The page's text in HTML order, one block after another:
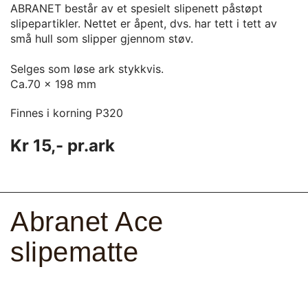
ABRANET består av et spesielt slipenett påstøpt
slipepartikler. Nettet er åpent, dvs. har tett i tett av
små hull som slipper gjennom støv.
Selges som løse ark stykkvis.
Ca.70 x 198 mm
Finnes i korning P320
Kr 15,- pr.ark
Abranet Ace
slipematte